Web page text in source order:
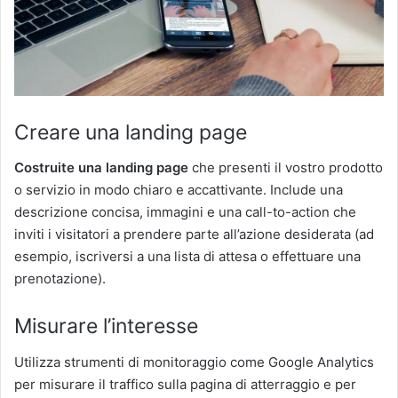
Creare una landing page
Costruite una landing page che presenti il vostro prodotto
o servizio in modo chiaro e accattivante. Include una
descrizione concisa, immagini e una call-to-action che
inviti i visitatori a prendere parte all’azione desiderata (ad
esempio, iscriversi a una lista di attesa o effettuare una
prenotazione).
Misurare l’interesse
Utilizza strumenti di monitoraggio come Google Analytics
per misurare il traffico sulla pagina di atterraggio e per